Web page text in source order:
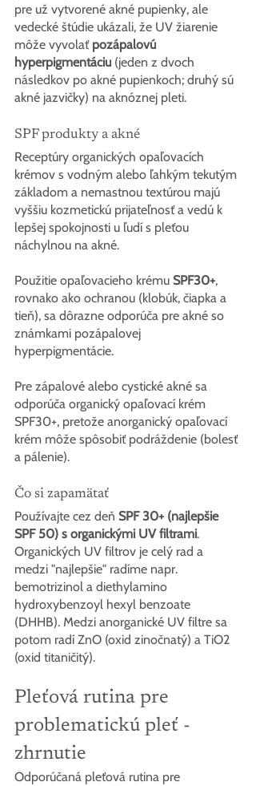
pre už vytvorené akné pupienky, ale
vedecké štúdie ukázali, že UV žiarenie
môže vyvolať pozápalovú
hyperpigmentáciu (jeden z dvoch
následkov po akné pupienkoch; druhý sú
akné jazvičky) na aknóznej pleti.
SPF produkty a akné
Receptúry organických opaľovacích
krémov s vodným alebo ľahkým tekutým
základom a nemastnou textúrou majú
vyššiu kozmetickú prijateľnosť a vedú k
lepšej spokojnosti u ľudí s pleťou
náchylnou na akné.
Použitie opaľovacieho krému SPF30+,
rovnako ako ochranou (klobúk, čiapka a
tieň), sa dôrazne odporúča pre akné so
známkami pozápalovej
hyperpigmentácie.
Pre zápalové alebo cystické akné sa
odporúča organický opaľovací krém
SPF30+, pretože anorganický opaľovací
krém môže spôsobiť podráždenie (bolesť
a pálenie).
Čo si zapamätať
Používajte cez deň SPF 30+ (najlepšie
SPF 50) s organickými UV filtrami.
Organických UV filtrov je celý rad a
medzi "najlepšie" radíme napr.
bemotrizinol a diethylamino
hydroxybenzoyl hexyl benzoate
(DHHB). Medzi anorganické UV filtre sa
potom radí ZnO (oxid zinočnatý) a TiO2
(oxid titaničitý).
Pleťová rutina pre
problematickú pleť -
zhrnutie
Odporúčaná pleťová rutina pre